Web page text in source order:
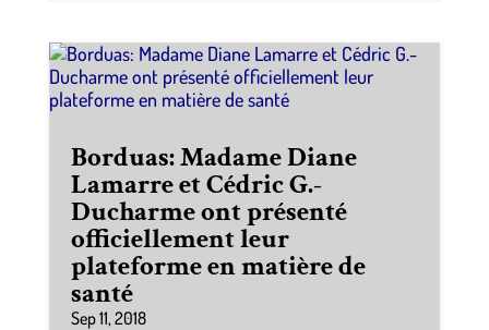
Borduas: Madame Diane
Lamarre et Cédric G.-
Ducharme ont présenté
officiellement leur
plateforme en matière de
santé
Sep 11, 2018